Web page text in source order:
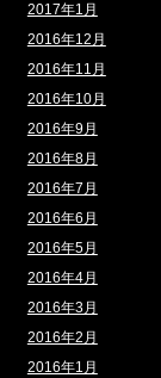
2017年1月
2016年12月
2016年11月
2016年10月
2016年9月
2016年8月
2016年7月
2016年6月
2016年5月
2016年4月
2016年3月
2016年2月
2016年1月